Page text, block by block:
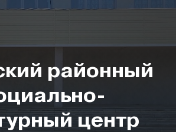
районный
центр